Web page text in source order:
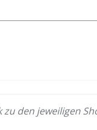
den jeweiligen